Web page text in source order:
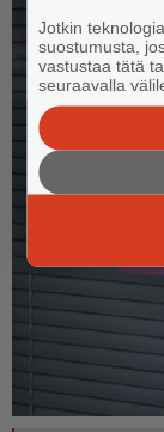
Jotkin
suostumusta,
vastustaa tätä
seuraavalla